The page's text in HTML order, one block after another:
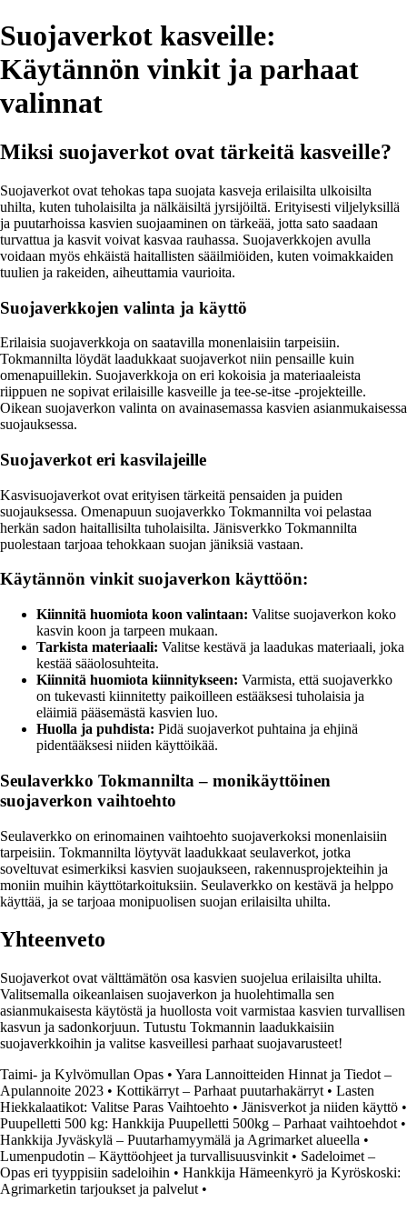
Suojaverkot kasveille:
Käytännön vinkit ja parhaat
valinnat
Miksi suojaverkot ovat tärkeitä kasveille?
Suojaverkot ovat tehokas tapa suojata kasveja erilaisilta ulkoisilta
uhilta, kuten tuholaisilta ja nälkäisiltä jyrsijöiltä. Erityisesti viljelyksillä
ja puutarhoissa kasvien suojaaminen on tärkeää, jotta sato saadaan
turvattua ja kasvit voivat kasvaa rauhassa. Suojaverkkojen avulla
voidaan myös ehkäistä haitallisten sääilmiöiden, kuten voimakkaiden
tuulien ja rakeiden, aiheuttamia vaurioita.
Suojaverkkojen valinta ja käyttö
Erilaisia suojaverkkoja on saatavilla monenlaisiin tarpeisiin.
Tokmannilta löydät laadukkaat suojaverkot niin pensaille kuin
omenapuillekin. Suojaverkkoja on eri kokoisia ja materiaaleista
riippuen ne sopivat erilaisille kasveille ja tee-se-itse -projekteille.
Oikean suojaverkon valinta on avainasemassa kasvien asianmukaisessa
suojauksessa.
Suojaverkot eri kasvilajeille
Kasvisuojaverkot ovat erityisen tärkeitä pensaiden ja puiden
suojauksessa. Omenapuun suojaverkko Tokmannilta voi pelastaa
herkän sadon haitallisilta tuholaisilta. Jänisverkko Tokmannilta
puolestaan tarjoaa tehokkaan suojan jäniksiä vastaan.
Käytännön vinkit suojaverkon käyttöön:
Kiinnitä huomiota koon valintaan: Valitse suojaverkon koko
kasvin koon ja tarpeen mukaan.
Tarkista materiaali: Valitse kestävä ja laadukas materiaali, joka
kestää sääolosuhteita.
Kiinnitä huomiota kiinnitykseen: Varmista, että suojaverkko
on tukevasti kiinnitetty paikoilleen estääksesi tuholaisia ja
eläimiä pääsemästä kasvien luo.
Huolla ja puhdista: Pidä suojaverkot puhtaina ja ehjinä
pidentääksesi niiden käyttöikää.
Seulaverkko Tokmannilta – monikäyttöinen
suojaverkon vaihtoehto
Seulaverkko on erinomainen vaihtoehto suojaverkoksi monenlaisiin
tarpeisiin. Tokmannilta löytyvät laadukkaat seulaverkot, jotka
soveltuvat esimerkiksi kasvien suojaukseen, rakennusprojekteihin ja
moniin muihin käyttötarkoituksiin. Seulaverkko on kestävä ja helppo
käyttää, ja se tarjoaa monipuolisen suojan erilaisilta uhilta.
Yhteenveto
Suojaverkot ovat välttämätön osa kasvien suojelua erilaisilta uhilta.
Valitsemalla oikeanlaisen suojaverkon ja huolehtimalla sen
asianmukaisesta käytöstä ja huollosta voit varmistaa kasvien turvallisen
kasvun ja sadonkorjuun. Tutustu Tokmannin laadukkaisiin
suojaverkkoihin ja valitse kasveillesi parhaat suojavarusteet!
Taimi- ja Kylvömullan Opas • Yara Lannoitteiden Hinnat ja Tiedot –
Apulannoite 2023 • Kottikärryt – Parhaat puutarhakärryt • Lasten
Hiekkalaatikot: Valitse Paras Vaihtoehto • Jänisverkot ja niiden käyttö •
Puupelletti 500 kg: Hankkija Puupelletti 500kg – Parhaat vaihtoehdot •
Hankkija Jyväskylä – Puutarhamyymälä ja Agrimarket alueella •
Lumenpudotin – Käyttöohjeet ja turvallisuusvinkit • Sadeloimet –
Opas eri tyyppisiin sadeloihin • Hankkija Hämeenkyrö ja Kyröskoski:
Agrimarketin tarjoukset ja palvelut •